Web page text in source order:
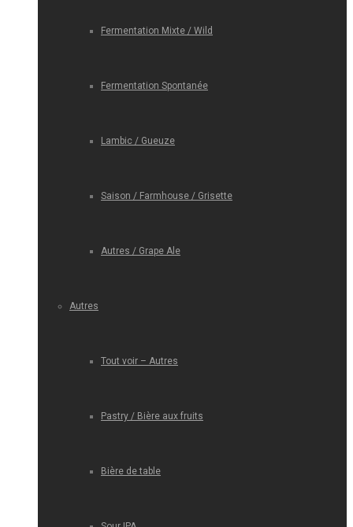
Fermentation Mixte / Wild
Fermentation Spontanée
Lambic / Gueuze
Saison / Farmhouse / Grisette
Autres / Grape Ale
Autres
Tout voir – Autres
Pastry / Bière aux fruits
Bière de table